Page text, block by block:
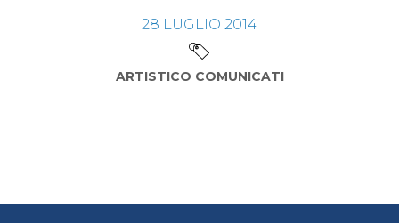
28 LUGLIO 2014
ARTISTICO COMUNICATI